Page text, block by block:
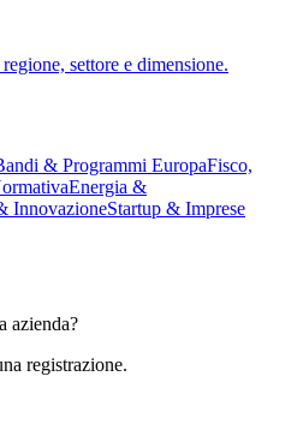
settore e dimensione.
& Programmi EuropaFisco,
Energia &
InnovazioneStartup & Imprese
azienda?
registrazione.